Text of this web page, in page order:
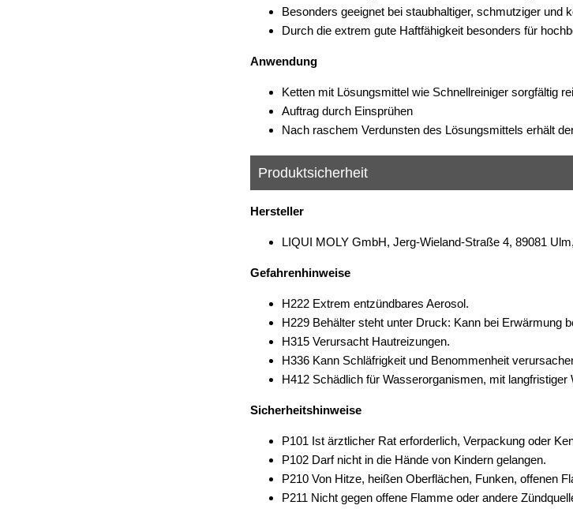
Besonders geeignet bei staubhaltiger, schmutziger und
Durch die extrem gute Haftfähigkeit besonders für
Anwendung
Ketten mit Lösungsmittel wie Schnellreiniger sorgfältig
Auftrag durch Einsprühen
Nach raschem Verdunsten des Lösungsmittels erhält
Produktsicherheit
Hersteller
LIQUI MOLY GmbH, Jerg-Wieland-Straße 4, 89081
Gefahrenhinweise
H222 Extrem entzündbares Aerosol.
H229 Behälter steht unter Druck: Kann bei Erwärmung
H315 Verursacht Hautreizungen.
H336 Kann Schläfrigkeit und Benommenheit
H412 Schädlich für Wasserorganismen, mit langfristiger
Sicherheitshinweise
P101 Ist ärztlicher Rat erforderlich, Verpackung oder
P102 Darf nicht in die Hände von Kindern gelangen.
P210 Von Hitze, heißen Oberflächen, Funken, offenen
P211 Nicht gegen offene Flamme oder andere